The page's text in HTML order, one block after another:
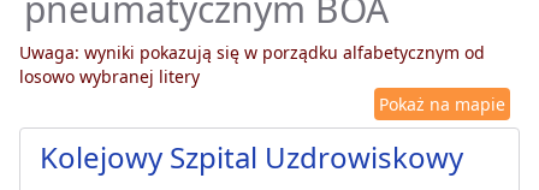
Uwaga: wyniki pokazują się w porządku alfabetycznym od
losowo wybranej litery
Pokaż na mapie
Kolejowy Szpital Uzdrowiskowy